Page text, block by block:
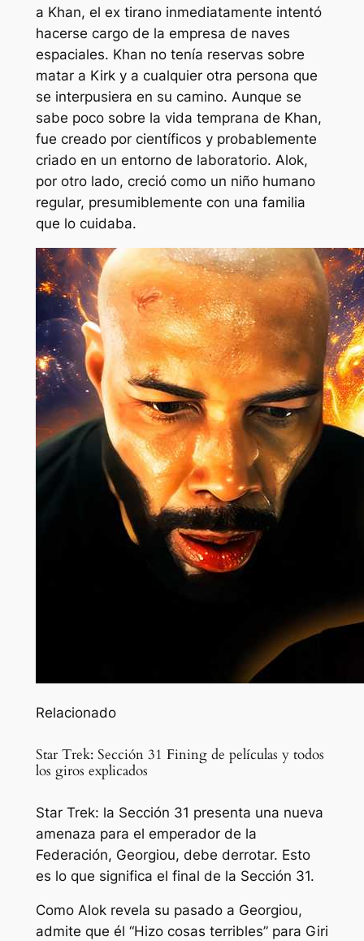
a Khan, el ex tirano inmediatamente intentó
hacerse cargo de la empresa de naves
espaciales. Khan no tenía reservas sobre
matar a Kirk y a cualquier otra persona que
se interpusiera en su camino. Aunque se
sabe poco sobre la vida temprana de Khan,
fue creado por científicos y probablemente
criado en un entorno de laboratorio. Alok,
por otro lado, creció como un niño humano
regular, presumiblemente con una familia
que lo cuidaba.
Relacionado
Star Trek: Sección 31 Fining de películas y todos
los giros explicados
Star Trek: la Sección 31 presenta una nueva
amenaza para el emperador de la
Federación, Georgiou, debe derrotar. Esto
es lo que significa el final de la Sección 31.
Como Alok revela su pasado a Georgiou,
admite que él “Hizo cosas terribles”para Giri